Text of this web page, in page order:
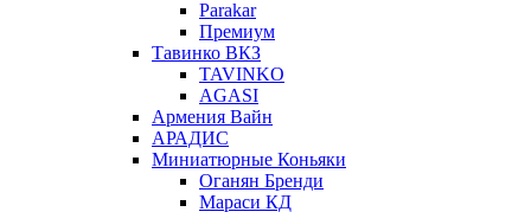
Parakar
Премиум
Тавинко ВКЗ
TAVINKO
AGASI
Армения Вайн
АРАДИС
Миниатюрные Коньяки
Оганян Бренди
Мараси КД